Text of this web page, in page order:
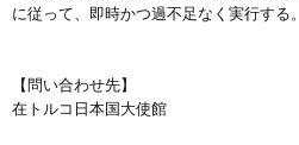
に従って、即時かつ過不足なく実行する。
【問い合わせ先】
在トルコ日本国大使館